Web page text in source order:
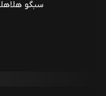
سبگو